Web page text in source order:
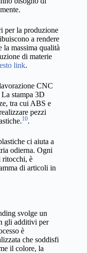
per la produzione
a rendere
massima qualità
di materie
link.
CNC
stampa 3D
tra cui ABS e
pezzi
10.
ci aiuta a
odierna. Ogni
ritocchi, è
di articoli in
svolge un
gli additivi per
è
che soddisfi
il colore, la